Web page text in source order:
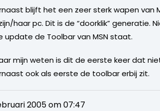
blijft het een zeer sterk wapen van
haar pc. Dit is de “doorklik” generatie.
update de Toolbar van MSN staat.
mijn weten is dit de eerste keer dat
ook als eerste de toolbar erbij zit.
2005 om 07:47